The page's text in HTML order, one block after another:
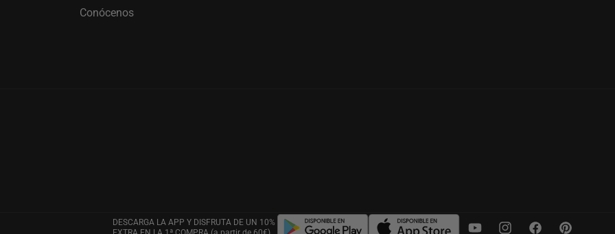
Conócenos
DESCARGA LA APP Y DISFRUTA DE UN 10%